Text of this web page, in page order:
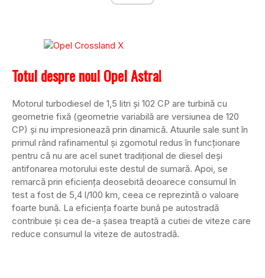
Totul despre noul Opel Astra!
Motorul turbodiesel de 1,5 litri și 102 CP are turbină cu
geometrie fixă (geometrie variabilă are versiunea de 120
CP) și nu impresionează prin dinamică. Atuurile sale sunt în
primul rând rafinamentul și zgomotul redus în funcționare
pentru că nu are acel sunet tradițional de diesel deși
antifonarea motorului este destul de sumară. Apoi, se
remarcă prin eficiența deosebită deoarece consumul în
test a fost de 5,4 l/100 km, ceea ce reprezintă o valoare
foarte bună. La eficiența foarte bună pe autostradă
contribuie și cea de-a șasea treaptă a cutiei de viteze care
reduce consumul la viteze de autostradă.